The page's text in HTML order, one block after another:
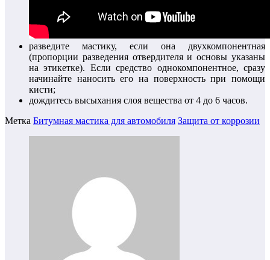
разведите мастику, если она двухкомпонентная
(пропорции разведения отвердителя и основы указаны
на этикетке). Если средство однокомпонентное, сразу
начинайте наносить его на поверхность при помощи
кисти;
дождитесь высыхания слоя вещества от 4 до 6 часов.
Метка Битумная мастика для автомобиля Защита от коррозии